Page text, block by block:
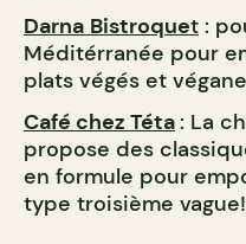
Darna Bistroquet :
Méditérranée pour
plats végés et
Café chez Téta: La
propose des
en formule pour
type troisième vague!